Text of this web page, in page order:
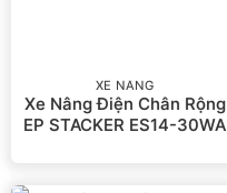
XE NÂNG
Xe Nâng Điện Chân Rộng
EP STACKER ES14-30WA